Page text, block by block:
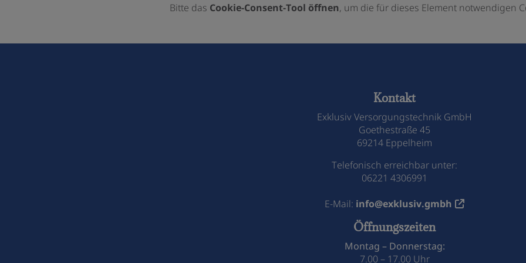
Bitte das Cookie-Consent-Tool öffnen, um die für dieses Element notwendigen
Kontakt
Exklusiv Versorgungstechnik GmbH
Goethestraße 45
69214 Eppelheim
Telefonisch erreichbar unter:
06221 4306991
E-Mail: info@exklusiv.gmbh
Öffnungszeiten
Montag – Donnerstag:
7.00 – 17.00 Uhr